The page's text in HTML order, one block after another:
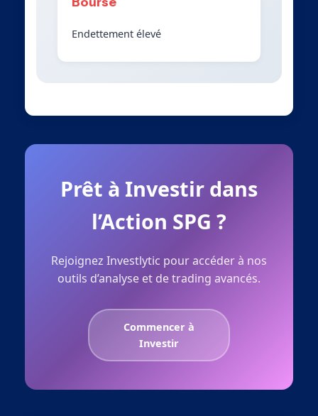
Endettement élevé
Prêt à Investir dans
l’Action SPG ?
Rejoignez Investlytic pour accéder à nos
outils d’analyse et de trading avancés.
Commencer à
Investir